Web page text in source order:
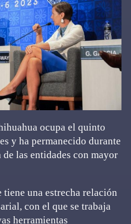
ocupa el quinto
y ha permanecido durante
las entidades con mayor
una estrecha relación
con el que se trabaja
herramientas